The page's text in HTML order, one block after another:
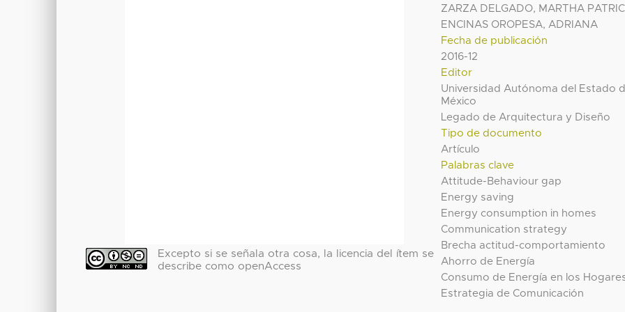
ZARZA DELGADO, MARTHA
ENCINAS OROPESA, ADRIANA
Fecha de publicación
2016-12
Editor
Universidad Autónoma del Estado
México
Legado de Arquitectura y Diseño
Tipo de documento
Artículo
Palabras clave
Attitude-Behaviour gap
Energy saving
Energy consumption in homes
Communication strategy
Brecha actitud-comportamiento
Ahorro de Energía
Consumo de Energía en los
Estrategia de Comunicación
Excepto si se señala otra cosa, la licencia del ítem se
describe como openAccess